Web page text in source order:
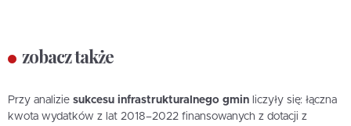
zobacz także
Przy analizie sukcesu infrastrukturalnego gmin liczyły się: łączna
kwota wydatków z lat 2018–2022 finansowanych z dotacji z